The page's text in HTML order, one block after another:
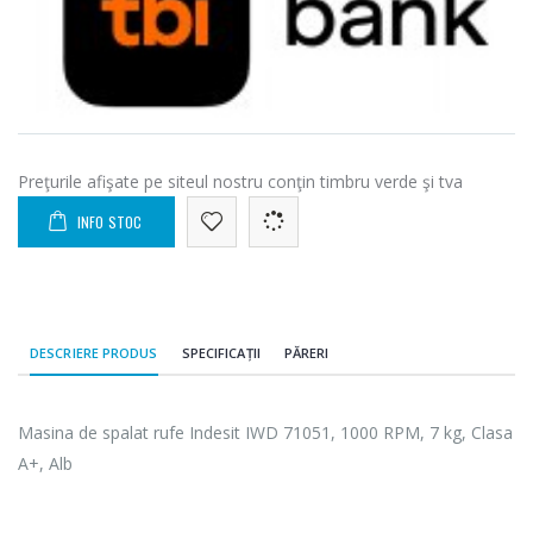
Preţurile afişate pe siteul nostru conţin timbru verde şi tva
INFO STOC
DESCRIERE PRODUS SPECIFICAȚII PĂRERI
Masina de spalat rufe Indesit IWD 71051, 1000 RPM, 7 kg, Clasa
A+, Alb